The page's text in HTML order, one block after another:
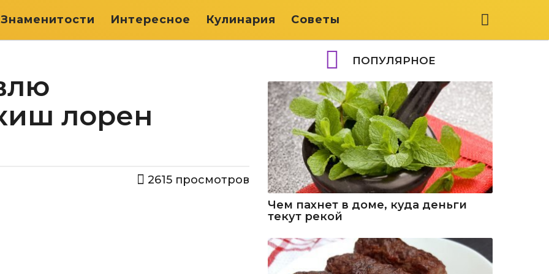
Знаменитости Интересное Кулинария Советы
лорен
2615 просмотров
ПОПУЛЯРНОЕ
Чем пахнет в доме, куда деньги
текут рекой